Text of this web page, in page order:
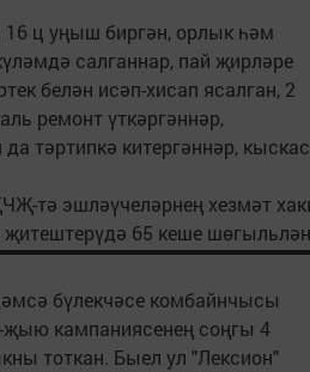
16 ц уңыш биргән, орлык һәм
салганнар, пай җирләре
белән исәп-хисап ясалган, 2
ремонт үткәргәннәр,
тәртипкә китергәннәр,
тә эшләүчеләрнең хезмәт
җитештерүдә 65 кеше
бүлекчәсе комбайнчысы
кампаниясенең соңгы 4
тоткан. Быел ул "Лексион"